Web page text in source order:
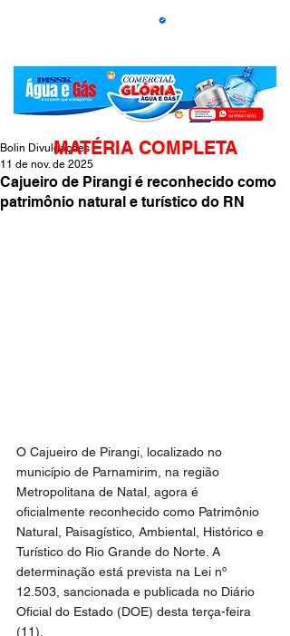
Cajueiro de Pirangi é reconhecido como
patrimônio natural e turístico do RN
Bolin Divulgações
11 de nov. de 2025
O Cajueiro de Pirangi, localizado no
município de Parnamirim, na região
Metropolitana de Natal, agora é
oficialmente reconhecido como Patrimônio
Natural, Paisagístico, Ambiental, Histórico e
Turístico do Rio Grande do Norte. A
determinação está prevista na Lei nº
12.503, sancionada e publicada no Diário
Oficial do Estado (DOE) desta terça-feira
(11).
MATÉRIA COMPLETA